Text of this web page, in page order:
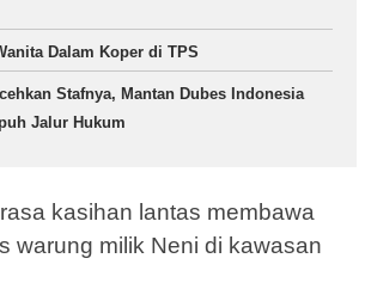
Dalam Koper di TPS
Stafnya, Mantan Dubes Indonesia
Jalur Hukum
kasihan lantas membawa
warung milik Neni di kawasan